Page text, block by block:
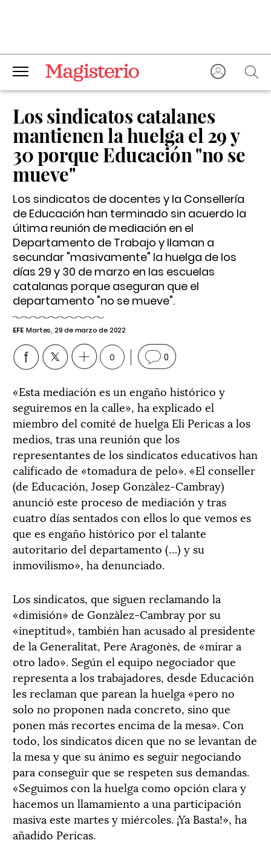
Los sindicatos catalanes
mantienen la huelga el 29 y
30 porque Educación "no se
mueve"
Los sindicatos de docentes y la Consellería
de Educación han terminado sin acuerdo la
última reunión de mediación en el
Departamento de Trabajo y llaman a
secundar "masivamente" la huelga de los
días 29 y 30 de marzo en las escuelas
catalanas porque aseguran que el
departamento "no se mueve".
EFE Martes, 29 de marzo de 2022
0 0
«Esta mediación es un engaño histórico y
seguiremos en la calle», ha explicado el
miembro del comité de huelga Eli Pericas a los
medios, tras una reunión que los
representantes de los sindicatos educativos han
calificado de «tomadura de pelo». «El conseller
(de Educación, Josep Gonzàlez-Cambray)
anunció este proceso de mediación y tras
cuatro días sentados con ellos lo que vemos es
que es engaño histórico por el talante
autoritario del departamento (…) y su
inmovilismo», ha denunciado.
Los sindicatos, que siguen reclamando la
«dimisión» de Gonzàlez-Cambray por su
«ineptitud», también han acusado al presidente
de la Generalitat, Pere Aragonès, de «mirar a
otro lado». Según el equipo negociador que
representa a los trabajadores, desde Educación
les reclaman que parean la huelga «pero no
solo no proponen nada concreto, sino que
ponen más recortes encima de la mesa». Con
todo, los sindicatos dicen que no se levantan de
la mesa y que su ánimo es seguir negociando
para conseguir que se respeten sus demandas.
«Seguimos con la huelga como opción clara y
hacemos un llamamiento a una participación
masiva este martes y miércoles. ¡Ya Basta!», ha
añadido Pericas.